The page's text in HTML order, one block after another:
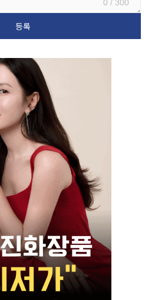
0 / 300